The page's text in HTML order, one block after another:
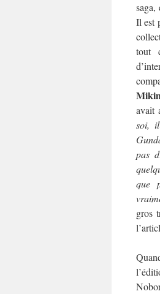
saga,
Il est
tout
avait
soi,
pas
que
gros